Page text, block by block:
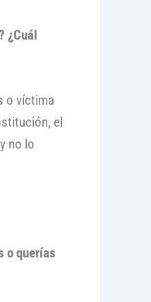
¿Cuál
o víctima
el
no lo
o querías